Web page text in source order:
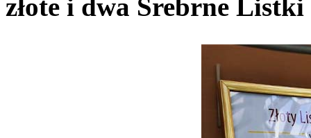
złote i dwa Srebrne Listki